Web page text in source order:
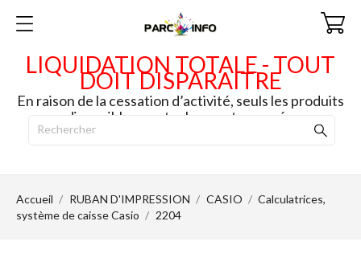
LIQUIDATION TOTALE - TOUT
DOIT DISPARAITRE
En raison de la cessation d’activité, seuls les produits
disponibles en stock seront envoyés.
Accueil RUBAN D'IMPRESSION CASIO
Calculatrices,
système de caisse Casio
2204